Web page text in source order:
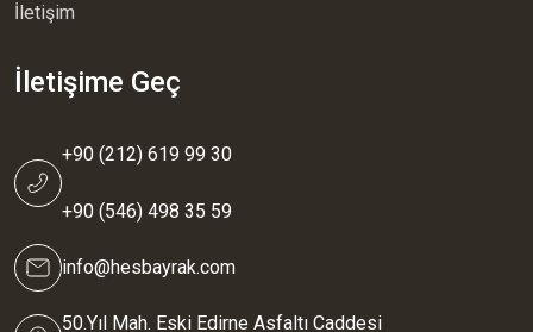
İletişim
İletişime Geç
+90 (212) 619 99 30
+90 (546) 498 35 59
info@hesbayrak.com
50.Yıl Mah. Eski Edirne Asfaltı Caddesi